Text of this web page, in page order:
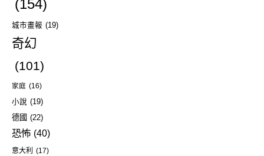
(154)
城市畫報 (19)
奇幻
(101)
家庭 (16)
小說 (19)
德國 (22)
恐怖 (40)
意大利 (17)